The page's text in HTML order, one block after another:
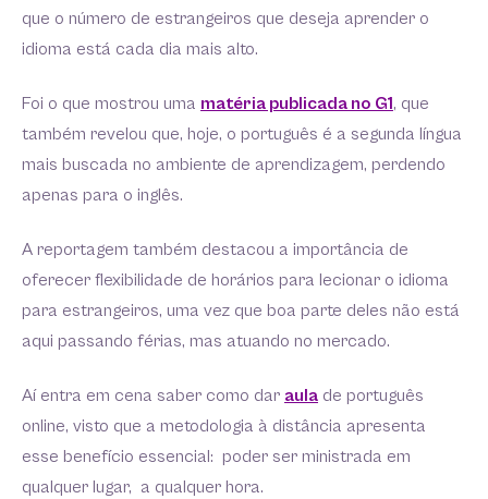
que o número de estrangeiros que deseja aprender o
idioma está cada dia mais alto.
Foi o que mostrou uma matéria publicada no G1, que
também revelou que, hoje, o português é a segunda língua
mais buscada no ambiente de aprendizagem, perdendo
apenas para o inglês.
A reportagem também destacou a importância de
oferecer flexibilidade de horários para lecionar o idioma
para estrangeiros, uma vez que boa parte deles não está
aqui passando férias, mas atuando no mercado.
Aí entra em cena saber como dar aula de português
online, visto que a metodologia à distância apresenta
esse benefício essencial: poder ser ministrada em
qualquer lugar, a qualquer hora.